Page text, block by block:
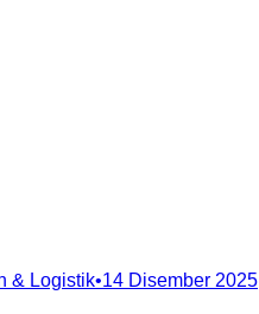
& Logistik•14 Disember 2025